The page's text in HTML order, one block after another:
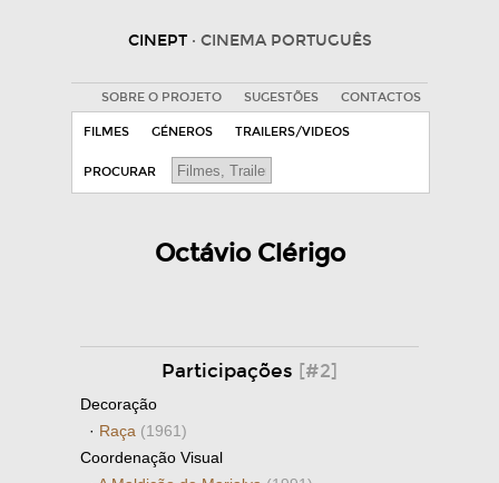
CINEPT · CINEMA PORTUGUÊS
SOBRE O PROJETO SUGESTÕES CONTACTOS
FILMES GÉNEROS TRAILERS/VIDEOS
PROCURAR
Octávio Clérigo
Participações [#2]
Decoração
· Raça (1961)
Coordenação Visual